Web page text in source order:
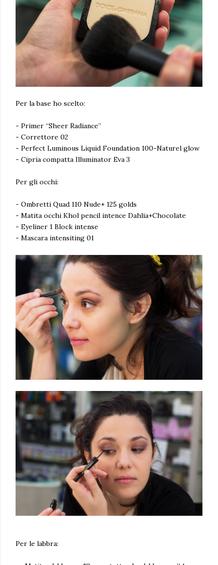
Per la base ho scelto:
- Primer “Sheer Radiance”
- Correttore 02
- Perfect Luminous Liquid Foundation 100-Naturel glow
- Cipria compatta Illuminator Eva 3
Per gli occhi:
- Ombretti Quad 110 Nude+ 125 golds
- Matita occhi Khol pencil intence Dahlia+Chocolate
- Eyeliner 1 Block intense
- Mascara intensiting 01
Per le labbra: